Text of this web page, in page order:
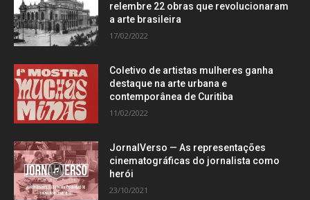
relembre 22 obras que revolucionaram
a arte brasileira
17/02/2022
Coletivo de artistas mulheres ganha
destaque na arte urbana e
contemporânea de Curitiba
11/02/2022
JornalVerso — As representações
cinematográficas do jornalista como
herói
23/10/2021